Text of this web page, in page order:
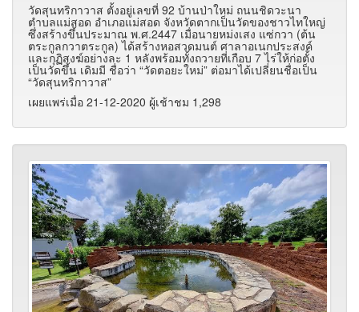
วัดสุนทริกาวาส ตั้งอยู่เลขที่ 92 บ้านป่าใหม่ ถนนชิดวะนา
ตำบลแม่สอด อำเภอแม่สอด จังหวัดตากเป็นวัดของชาวไทใหญ่
ซึ่งสร้างขึ้นประมาณ พ.ศ.2447 เมื่อนายหม่งเสง แซ่กวา (ต้น
ตระกูลกวาตระกูล) ได้สร้างหอสวดมนต์ ศาลาอเนกประสงค์
และกุฏิสงฆ์อย่างละ 1 หลังพร้อมทั้งถวายที่เกือบ 7 ไร่ให้ก่อตั้ง
เป็นวัดขึ้น เดิมมี ชื่อว่า “วัดตอยะใหม่” ต่อมาได้เปลี่ยนชื่อเป็น
“วัดสุนทริกาวาส”
เผยแพร่เมื่อ 21-12-2020 ผู้เช้าชม 1,298